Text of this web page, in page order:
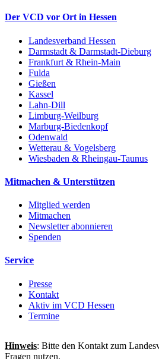
Der VCD vor Ort in Hessen
Landesverband Hessen
Darmstadt & Darmstadt-Dieburg
Frankfurt & Rhein-Main
Fulda
Gießen
Kassel
Lahn-Dill
Limburg-Weilburg
Marburg-Biedenkopf
Odenwald
Wetterau & Vogelsberg
Wiesbaden & Rheingau-Taunus
Mitmachen & Unterstützen
Mitglied werden
Mitmachen
Newsletter abonnieren
Spenden
Service
Presse
Kontakt
Aktiv im VCD Hessen
Termine
Hinweis: Bitte den Kontakt zum
Fragen nutzen.